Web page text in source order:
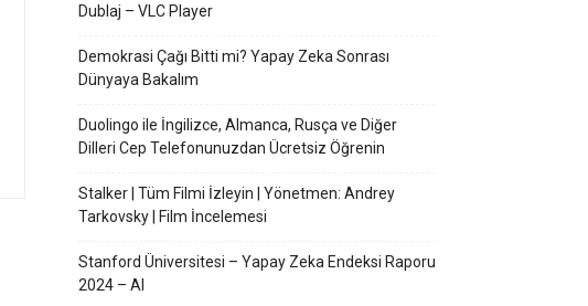
Dublaj – VLC Player
Demokrasi Çağı Bitti mi? Yapay Zeka Sonrası
Dünyaya Bakalım
Duolingo ile İngilizce, Almanca, Rusça ve Diğer
Dilleri Cep Telefonunuzdan Ücretsiz Öğrenin
Stalker | Tüm Filmi İzleyin | Yönetmen: Andrey
Tarkovsky | Film İncelemesi
Stanford Üniversitesi – Yapay Zeka Endeksi Raporu
2024 – AI